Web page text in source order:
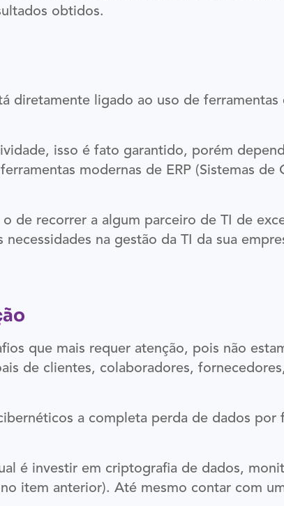
obtidos.
diretamente ligado ao uso de ferramentas
isso é fato garantido, porém
modernas de ERP (Sistemas de
de recorrer a algum parceiro de TI de
na gestão da TI da sua
que mais requer atenção, pois não
de clientes, colaboradores,
a completa perda de dados por
é investir em criptografia de dados,
item anterior). Até mesmo contar com